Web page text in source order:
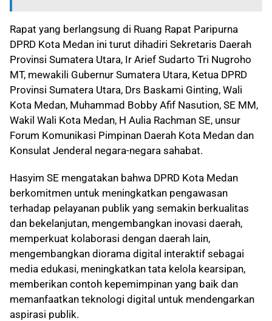
Rapat yang berlangsung di Ruang Rapat Paripurna
DPRD Kota Medan ini turut dihadiri Sekretaris Daerah
Provinsi Sumatera Utara, Ir Arief Sudarto Tri Nugroho
MT, mewakili Gubernur Sumatera Utara, Ketua DPRD
Provinsi Sumatera Utara, Drs Baskami Ginting, Wali
Kota Medan, Muhammad Bobby Afif Nasution, SE MM,
Wakil Wali Kota Medan, H Aulia Rachman SE, unsur
Forum Komunikasi Pimpinan Daerah Kota Medan dan
Konsulat Jenderal negara-negara sahabat.
Hasyim SE mengatakan bahwa DPRD Kota Medan
berkomitmen untuk meningkatkan pengawasan
terhadap pelayanan publik yang semakin berkualitas
dan bekelanjutan, mengembangkan inovasi daerah,
memperkuat kolaborasi dengan daerah lain,
mengembangkan diorama digital interaktif sebagai
media edukasi, meningkatkan tata kelola kearsipan,
memberikan contoh kepemimpinan yang baik dan
memanfaatkan teknologi digital untuk mendengarkan
aspirasi publik.